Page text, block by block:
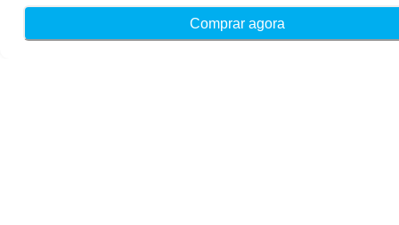
Comprar agora
eSIM para Ásia
Meus eSIMs Recompensas